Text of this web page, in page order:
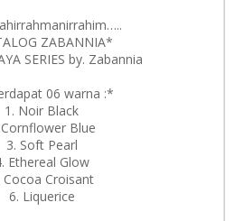
ZABANNIA*
SERIES by. Zabannia
06 warna :*
1. Noir Black
Blue
3. Soft Pearl
Ethereal Glow
Cocoa Croisant
6. Liquerice